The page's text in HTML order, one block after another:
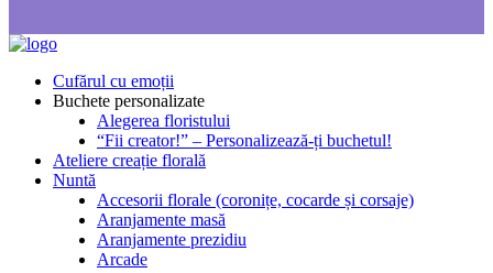
Cufărul cu emoții
Buchete personalizate
Alegerea floristului
“Fii creator!” – Personalizează-ți buchetul!
Ateliere creație florală
Nuntă
Accesorii florale (coronițe, cocarde și corsaje)
Aranjamente masă
Aranjamente prezidiu
Arcade